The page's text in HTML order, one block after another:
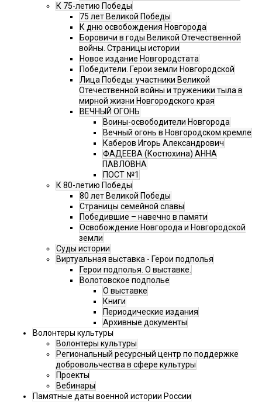
К 75-летию Победы
75 лет Великой Победы
К дню освобождения Новгорода
Боровичи в годы Великой Отечественной
войны. Страницы истории
Новое издание Новгородстата
Победители. Герои земли Новгородской
Лица Победы: участники Великой
Отечественной войны и труженики тыла в
мирной жизни Новгородского края
ВЕЧНЫЙ ОГОНЬ
Воины-освободители Новгорода
Вечный огонь в Новгородском кремле
Каберов Игорь Александрович
ФАДЕЕВА (Костюхина) АННА
ПАВЛОВНА
ПОСТ №1
К 80-летию Победы
80 лет Великой Победы
Страницы семейной славы
Победившие – навечно в памяти
Освобождение Новгорода и Новгородской
земли
Суды истории
Виртуальная выставка - Герои подполья
Герои подполья. О выставке.
Волотовское подполье
О выставке
Книги
Периодические издания
Архивные документы
Волонтеры культуры
Волонтеры культуры
Региональный ресурсный центр по поддержке
добровольчества в сфере культуры
Проекты
Вебинары
Памятные даты военной истории России